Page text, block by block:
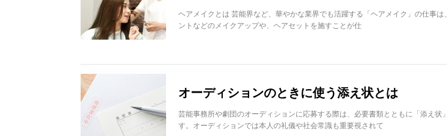
ヘアメイクとは 芸能界など、華やかな業界でも活躍する「ヘアメイク」の仕事は
ントなどのメイクアップや、ヘアセットを施すことが仕
オーディションのときに使う添え状とは
芸能事務所や劇団のオーディションに応募する際は、必要書類とともに「添え状
す。オーディションでは本人の礼儀や社会常識も重要視されて